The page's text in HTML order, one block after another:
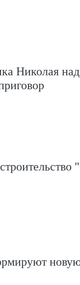
Николая